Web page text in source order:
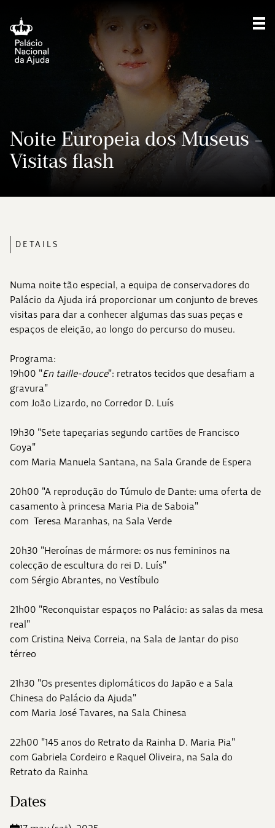
Noite Europeia dos Museus -
Visitas flash
DETAILS
Numa noite tão especial, a equipa de conservadores do
Palácio da Ajuda irá proporcionar um conjunto de breves
visitas para dar a conhecer algumas das suas peças e
espaços de eleição, ao longo do percurso do museu.
Programa:
19h00 "En taille-douce": retratos tecidos que desafiam a
gravura"
com João Lizardo, no Corredor D. Luís
19h30 "Sete tapeçarias segundo cartões de Francisco
Goya"
com Maria Manuela Santana, na Sala Grande de Espera
20h00 "A reprodução do Túmulo de Dante: uma oferta de
casamento à princesa Maria Pia de Saboia"
com Teresa Maranhas, na Sala Verde
20h30 "Heroínas de mármore: os nus femininos na
colecção de escultura do rei D. Luís"
com Sérgio Abrantes, no Vestíbulo
21h00 "Reconquistar espaços no Palácio: as salas da mesa
real"
com Cristina Neiva Correia, na Sala de Jantar do piso
térreo
21h30 "Os presentes diplomáticos do Japão e a Sala
Chinesa do Palácio da Ajuda"
com Maria José Tavares, na Sala Chinesa
22h00 "145 anos do Retrato da Rainha D. Maria Pia"
com Gabriela Cordeiro e Raquel Oliveira, na Sala do
Retrato da Rainha
Dates